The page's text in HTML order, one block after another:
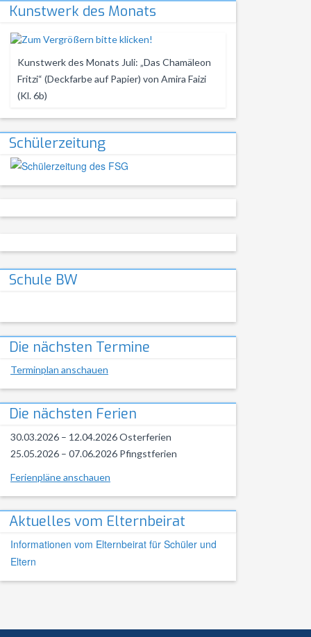
Kunstwerk des Monats
Kunstwerk des Monats Juli: „Das Chamäleon
Fritzi“ (Deckfarbe auf Papier) von Amira Faizi
(Kl. 6b)
Schülerzeitung
Schule BW
Die nächsten Termine
Terminplan anschauen
Die nächsten Ferien
30.03.2026 – 12.04.2026 Osterferien
25.05.2026 – 07.06.2026 Pfingstferien
Ferienpläne anschauen
Aktuelles vom Elternbeirat
Informationen vom Elternbeirat für Schüler und
Eltern